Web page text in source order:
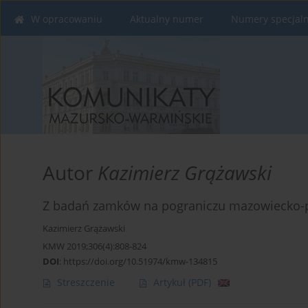
W opracowaniu Aktualny numer Numery
Autor Kazimierz Grążawski
Z badań zamków na pograniczu
Kazimierz Grążawski
KMW 2019;306(4):808-824
DOI: https://doi.org/10.51974/kmw-134815
Streszczenie Artykuł (PDF)